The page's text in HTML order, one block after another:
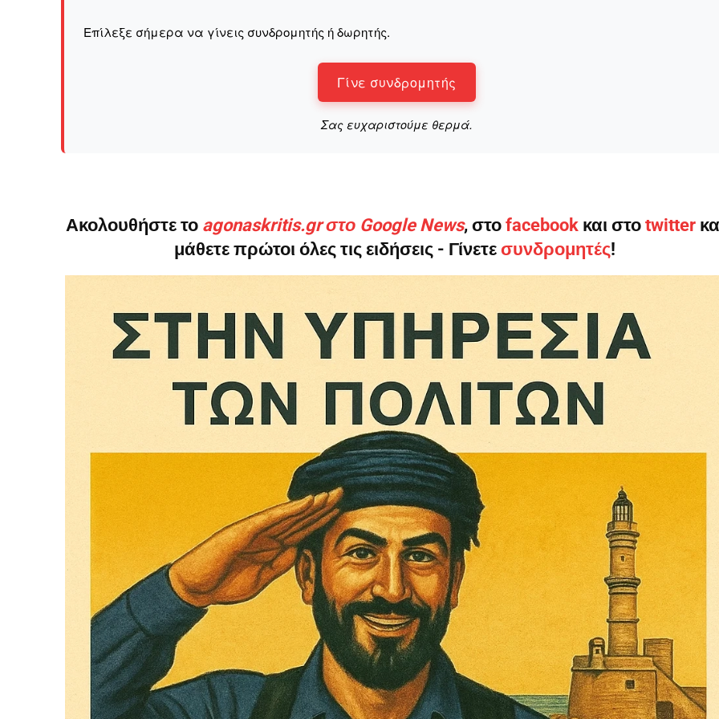
Επίλεξε σήμερα να γίνεις συνδρομητής ή δωρητής.
Γίνε συνδρομητής
Σας ευχαριστούμε θερμά.
Ακολουθήστε το agonaskritis.gr στο Google News, στο facebook και στο twitter
μάθετε πρώτοι όλες τις ειδήσεις - Γίνετε συνδρομητές!